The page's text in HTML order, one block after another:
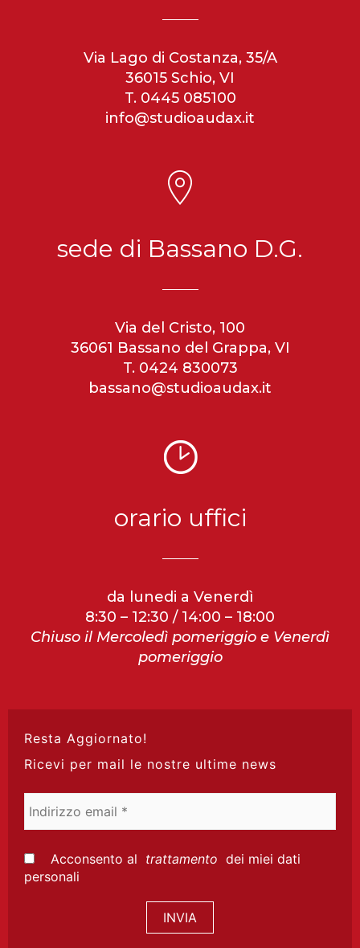
Via Lago di Costanza, 35/A
36015 Schio, VI
T. 0445 085100
info@studioaudax.it
sede di Bassano D.G.
Via del Cristo, 100
36061 Bassano del Grappa, VI
T. 0424 830073
bassano@studioaudax.it
orario uffici
da lunedi a Venerdì
8:30 – 12:30 / 14:00 – 18:00
Chiuso il Mercoledì pomeriggio e Venerdì
pomeriggio
Resta Aggiornato!
Ricevi per mail le nostre ultime news
email
Acconsento al trattamento dei miei dati
personali